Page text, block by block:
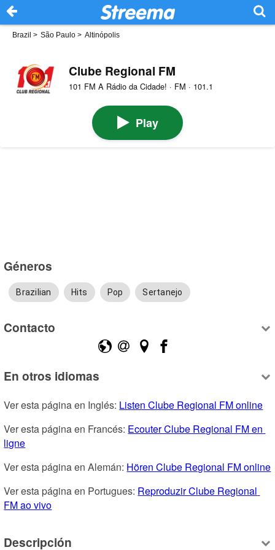
Brazil > São Paulo > Altinópolis
Clube Regional FM
101 FM A Rádio da Cidade! · FM · 101.1
Play
Géneros
Brazilian Hits Pop Sertanejo
Contacto
En otros idiomas
Ver esta página en Inglés: Listen Clube Regional FM online
Ver esta página en Francés: Ecouter Clube Regional FM en
ligne
Ver esta página en Alemán: Hören Clube Regional FM online
Ver esta página en Portugues: Reproduzir Clube Regional
FM ao vivo
Descripción